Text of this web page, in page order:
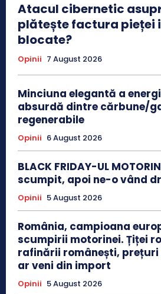
Atacul cibernetic
plătește factura pieței
blocate?
Opinii 7 August 2026
Minciuna elegantă a
absurdă dintre cărbune/
regenerabile
Opinii 6 August 2026
BLACK FRIDAY-UL
scumpit, apoi ne-o vând
Opinii 5 August 2026
România, campioana
scumpirii motorinei. Țiței
rafinării românești,
ar veni din import
Opinii 5 August 2026